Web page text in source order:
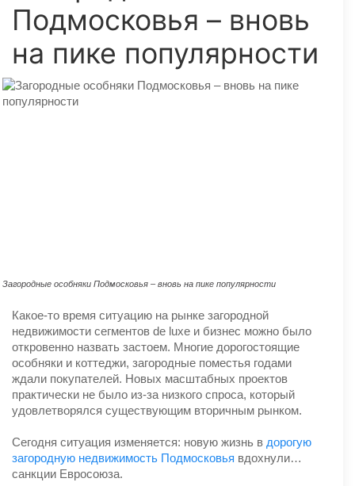
Подмосковья – вновь
на пике популярности
Загородные особняки Подмосковья – вновь на пике популярности
Какое-то время ситуацию на рынке загородной
недвижимости сегментов de luxe и бизнес можно было
откровенно назвать застоем. Многие дорогостоящие
особняки и коттеджи, загородные поместья годами
ждали покупателей. Новых масштабных проектов
практически не было из-за низкого спроса, который
удовлетворялся существующим вторичным рынком.
Сегодня ситуация изменяется: новую жизнь в дорогую
загородную недвижимость Подмосковья вдохнули…
санкции Евросоюза.